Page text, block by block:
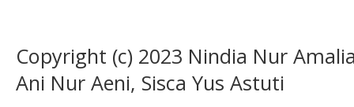
Copyright (c) 2023 Nindia Nur
Ani Nur Aeni, Sisca Yus Astuti